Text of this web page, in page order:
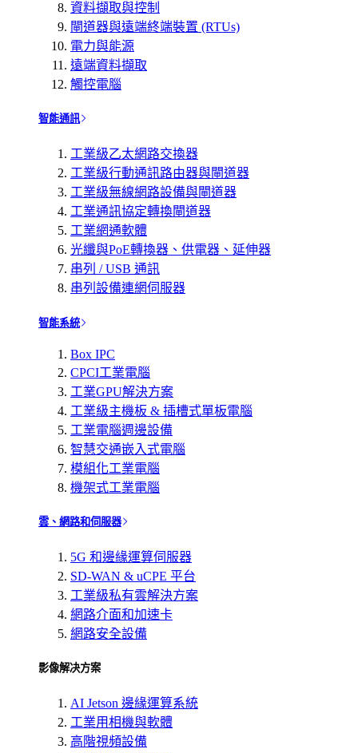
資料擷取與控制
閘道器與遠端終端裝置 (RTUs)
電力與能源
遠端資料擷取
觸控電腦
智能通訊
工業級乙太網路交換器
工業級行動通訊路由器與閘道器
工業級無線網路設備與閘道器
工業通訊協定轉換閘道器
工業網通軟體
光纖與PoE轉換器、供電器、延伸器
串列 / USB 通訊
串列設備連網伺服器
智能系統
Box IPC
CPCI工業電腦
工業GPU解決方案
工業級主機板 & 插槽式單板電腦
工業電腦週邊設備
智慧交通嵌入式電腦
模組化工業電腦
機架式工業電腦
雲、網路和伺服器
5G 和邊緣運算伺服器
SD-WAN & uCPE 平台
工業級私有雲解決方案
網路介面和加速卡
網路安全設備
影像解决方案
AI Jetson 邊緣運算系統
工業用相機與軟體
高階視頻設備